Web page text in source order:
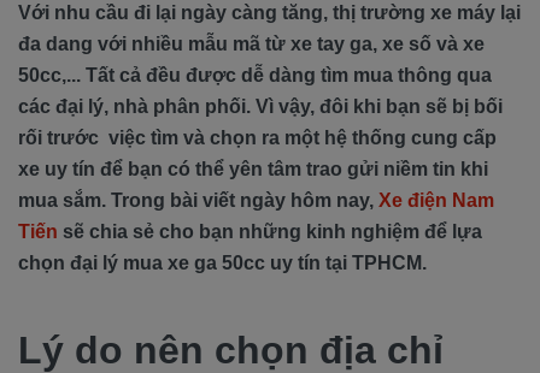
Với nhu cầu đi lại ngày càng tăng, thị trường xe máy lại
đa dang với nhiều mẫu mã từ xe tay ga, xe số và xe
50cc,... Tất cả đều được dễ dàng tìm mua thông qua
các đại lý, nhà phân phối. Vì vậy, đôi khi bạn sẽ bị bối
rối trước việc tìm và chọn ra một hệ thống cung cấp
xe uy tín để bạn có thể yên tâm trao gửi niềm tin khi
mua sắm. Trong bài viết ngày hôm nay, Xe điện Nam
Tiến sẽ chia sẻ cho bạn những kinh nghiệm để lựa
chọn đại lý mua xe ga 50cc uy tín tại TPHCM.
Lý do nên chọn địa chỉ